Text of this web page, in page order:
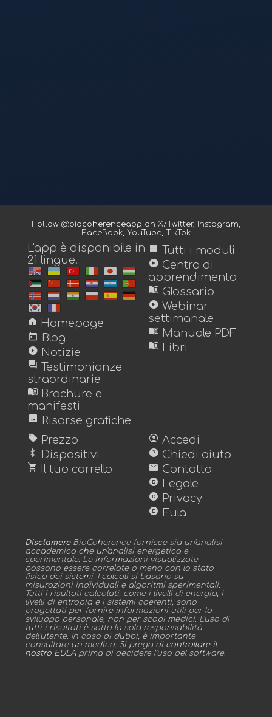
Follow @biocoherenceapp on X/Twitter, Instagram,
FaceBook, YouTube, TikTok
L'app è disponibile in
21 lingue.
home Homepage
today Blog
play_circle Notizie
forum Testimonianze
straordinarie
menu_book Brochure e
manifesti
image Risorse grafiche
view_module Tutti i moduli
play_circle Centro di
apprendimento
menu_book Glossario
play_circle Webinar
settimanale
menu_book Manuale PDF
menu_book Libri
sell Prezzo
bluetooth Dispositivi
shopping_cart Il tuo carrello
account_circle Accedi
help Chiedi aiuto
mail Contatto
copyright Legale
copyright Privacy
copyright Eula
DisclamereBioCoherence fornisce sia un'analisi
accademica che un'analisi energetica e
sperimentale. Le informazioni visualizzate
possono essere correlate o meno con lo stato
fisico dei sistemi. I calcoli si basano su
misurazioni individuali e algoritmi sperimentali.
Tutti i risultati calcolati, come i livelli di energia, i
livelli di entropia e i sistemi coerenti, sono
progettati per fornire informazioni utili per lo
sviluppo personale, non per scopi medici. L'uso di
tutti i risultati è sotto la sola responsabilità
dell'utente. In caso di dubbi, è importante
consultare un medico. Si prega di controllare il
nostro EULA prima di decidere l'uso del software.